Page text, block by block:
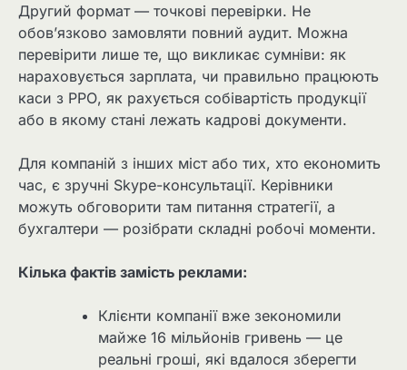
Другий формат — точкові перевірки. Не
обов’язково замовляти повний аудит. Можна
перевірити лише те, що викликає сумніви: як
нараховується зарплата, чи правильно працюють
каси з РРО, як рахується собівартість продукції
або в якому стані лежать кадрові документи.
Для компаній з інших міст або тих, хто економить
час, є зручні Skype-консультації. Керівники
можуть обговорити там питання стратегії, а
бухгалтери — розібрати складні робочі моменти.
Кілька фактів замість реклами:
Клієнти компанії вже зекономили
майже 16 мільйонів гривень — це
реальні гроші, які вдалося зберегти